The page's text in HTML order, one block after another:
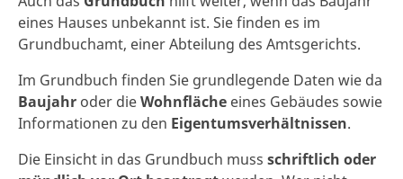
eines Hauses unbekannt ist. Sie finden es im
Grundbuchamt, einer Abteilung des Amtsgerichts.
Im Grundbuch finden Sie grundlegende Daten wie da
Baujahr oder dieWohnfläche eines Gebäudes sowie
Informationen zu den Eigentumsverhältnissen.
Die Einsicht in das Grundbuch muss schriftlich oder